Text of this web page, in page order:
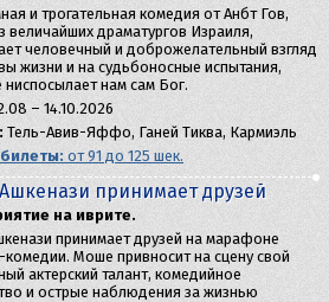
и трогательная комедия от Анбт Гов,
величайших драматургов Израиля,
человечный и доброжелательный взгляд
жизни и на судьбоносные испытания,
ниспосылает нам сам Бог.
– 14.10.2026
Тель-Авив-Яффо, Ганей Тиква, Кармиэль
от 91 до 125 шек.
принимает друзей
на иврите.
принимает друзей на марафоне
комедии. Моше привносит на сцену свой
актерский талант, комедийное
и острые наблюдения за жизнью